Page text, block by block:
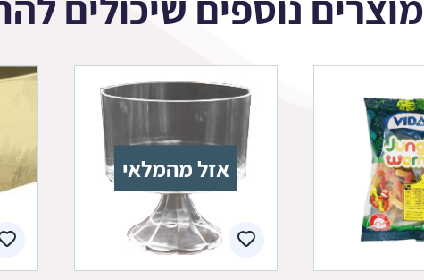
אזל מהמלאי